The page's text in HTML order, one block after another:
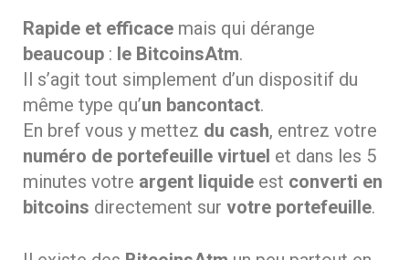
Rapide et efficace mais qui dérange
beaucoup : le BitcoinsAtm.
Il s’agit tout simplement d’un dispositif du
même type qu’un bancontact.
En bref vous y mettez du cash, entrez votre
numéro de portefeuille virtuel et dans les 5
minutes votre argent liquide est converti en
bitcoins directement sur votre portefeuille.